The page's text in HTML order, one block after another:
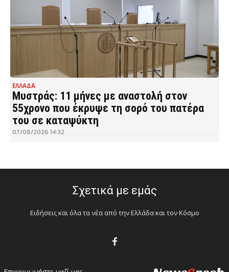
ΕΛΛΑΔΑ
Μυστράς: 11 μήνες με αναστολή στον
55χρονο που έκρυψε τη σορό του πατέρα
του σε καταψύκτη
07/08/2026 14:32
Σχετικά με εμάς
Ειδήσεις και όλα τα νέα από την Ελλάδα και τον Κόσμο